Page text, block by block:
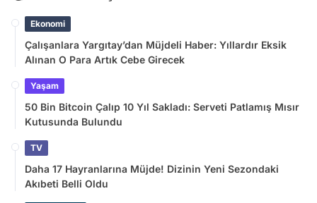
Ekonomi
Çalışanlara Yargıtay’dan Müjdeli Haber: Yıllardır Eksik
Alınan O Para Artık Cebe Girecek
Yaşam
50 Bin Bitcoin Çalıp 10 Yıl Sakladı: Serveti Patlamış Mısır
Kutusunda Bulundu
TV
Daha 17 Hayranlarına Müjde! Dizinin Yeni Sezondaki
Akıbeti Belli Oldu